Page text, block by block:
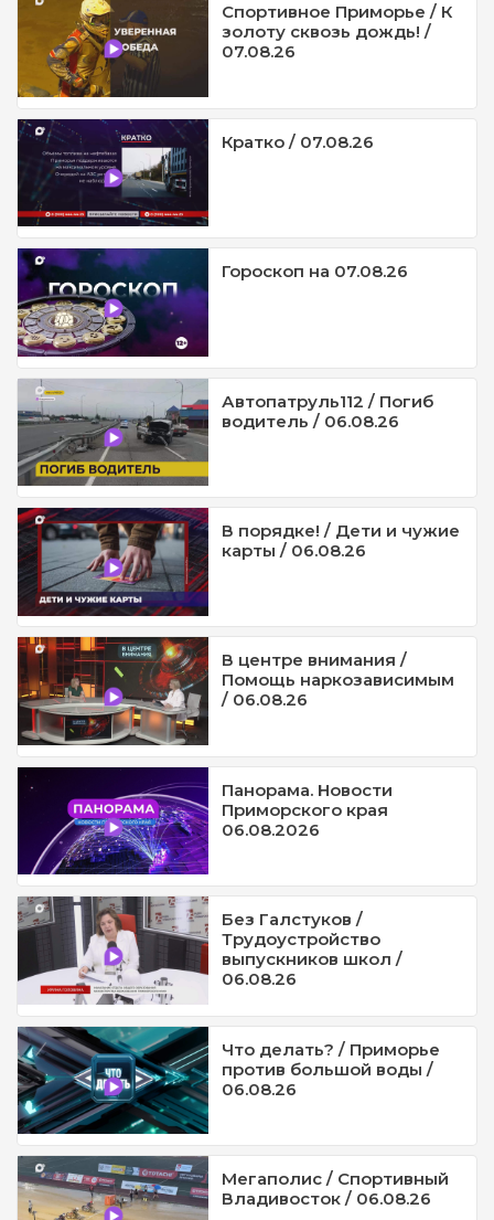
Спортивное Приморье / К
золоту сквозь дождь! /
07.08.26
Кратко / 07.08.26
Гороскоп на 07.08.26
Автопатруль112 / Погиб
водитель / 06.08.26
В порядке! / Дети и чужие
карты / 06.08.26
В центре внимания /
Помощь наркозависимым
/ 06.08.26
Панорама. Новости
Приморского края
06.08.2026
Без Галстуков /
Трудоустройство
выпускников школ /
06.08.26
Что делать? / Приморье
против большой воды /
06.08.26
Мегаполис / Спортивный
Владивосток / 06.08.26